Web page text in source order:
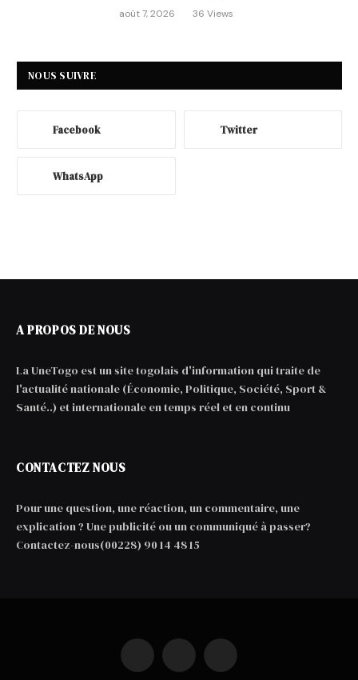
août 7, 2026 36 Views
NOUS SUIVRE
Facebook Twitter
WhatsApp
A PROPOS DE NOUS
La UneTogo est un site togolais d'information qui traite de
l'actualité nationale (Économie, Politique, Société, Sport &
Santé..) et internationale en temps réel et en continu
CONTACTEZ NOUS
Pour une question, une réaction, un commentaire, une
explication ? Une publicité ou un communiqué à passer?
Contactez-nous(00228) 90 14 48 15
Facebook WhatsApp